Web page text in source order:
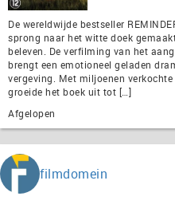
De wereldwijde bestseller
sprong naar het witte doek
beleven. De verfilming van het
brengt een emotioneel geladen
vergeving. Met miljoenen
groeide het boek uit tot […]
Afgelopen
filmdomein